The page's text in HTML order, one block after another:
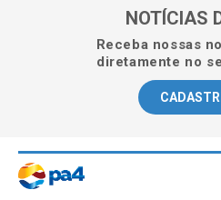
NOTÍCIAS
Receba nossas
diretamente no